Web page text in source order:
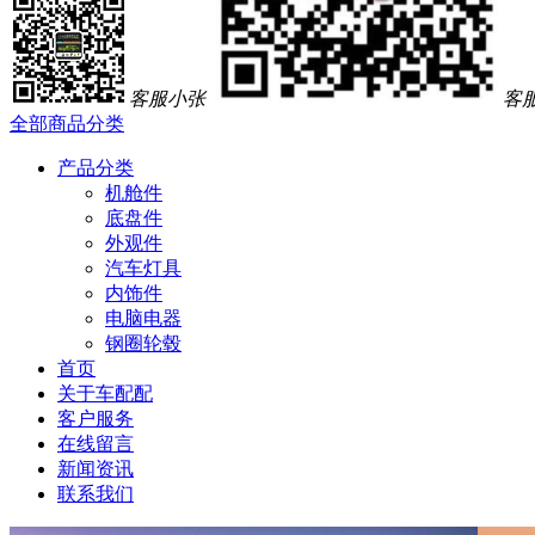
客服小张
客
全部商品分类
产品分类
机舱件
底盘件
外观件
汽车灯具
内饰件
电脑电器
钢圈轮毂
首页
关于车配配
客户服务
在线留言
新闻资讯
联系我们